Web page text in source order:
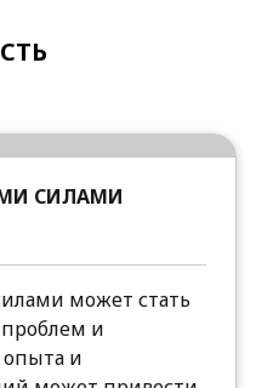
СИЛАМИ
может стать
и
опыта и